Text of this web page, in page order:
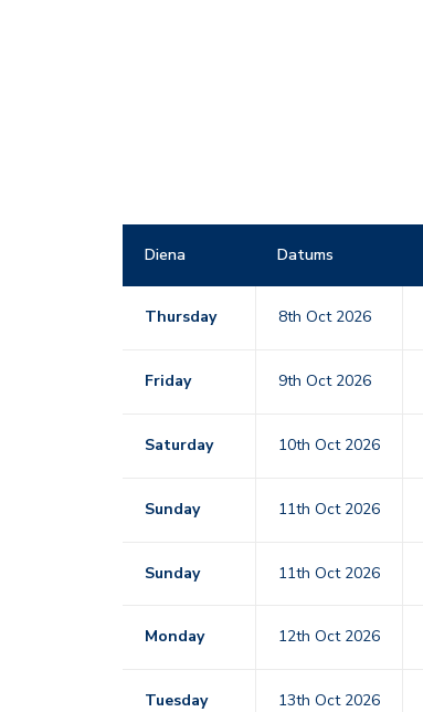
Diena Datums
Thursday 8th Oct 2026
Friday 9th Oct 2026
Saturday 10th Oct 2026
Sunday 11th Oct 2026
Sunday 11th Oct 2026
Monday 12th Oct 2026
Tuesday 13th Oct 2026